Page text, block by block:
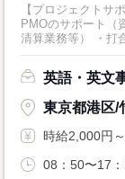
【プロジェクトサ
PMOのサポート（
清算業務等） ・打
英語・英文
東京都港区/
時給2,000円～
08：50〜17